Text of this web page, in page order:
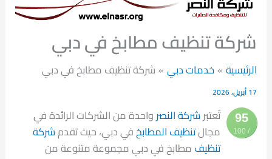
شركة تنظيف مطابخ في دبي
الرئيسية خدمات دبي شركة تنظيف مطابخ في دبي
17 أبريل، 2026
95
/ 100
تُعتبر شركة النصر واحدة من الشركات الرائدة في
مجالتنظيف المطابخفي دبي، حيث تقدمشركة
تنظيف مطابخ في دبي مجموعة متنوعة من